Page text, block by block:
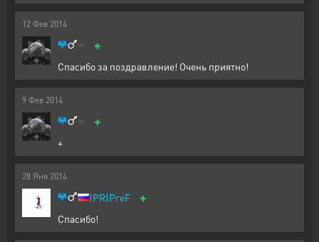
12 Фев 2014
+
Спасибо за поздравление! Очень приятно!
9 Фев 2014
+
+
28 Янв 2014
|PR|PreF +
Спасибо!